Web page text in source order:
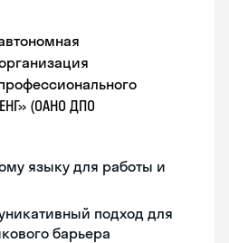
(ОАНО ДПО
языку для работы и
подход для
барьера